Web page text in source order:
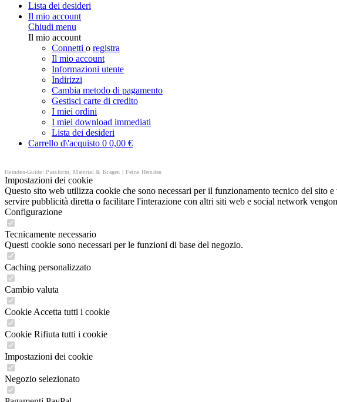
Lista dei desideri
Il mio account
Chiudi menu
Il mio account
Connetti o registra
Il mio account
Informazioni utente
Indirizzi
Cambia metodo di pagamento
Gestisci carte di credito
I miei ordini
I miei download immediati
Lista dei desideri
Carrello d\'acquisto 0 0,00 €
Hemden-Guide: Passform, Material & Kragen | Feine Hemden
Impostazioni dei cookie
Questo sito web utilizza cookie che sono necessari per il funzionamento tecnico del
servire pubblicità diretta o facilitare l'interazione con altri siti web e social network
Configurazione
Tecnicamente necessario
Questi cookie sono necessari per le funzioni di base del negozio.
Caching personalizzato
Cambio valuta
Cookie Accetta tutti i cookie
Cookie Rifiuta tutti i cookie
Impostazioni dei cookie
Negozio selezionato